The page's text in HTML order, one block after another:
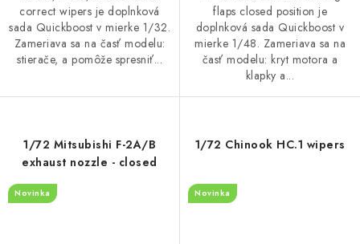
correct wipers je doplnková
sada Quickboost v mierke 1/32.
Zameriava sa na časť modelu:
stierače, a pomôže spresniť...
flaps closed position je
doplnková sada Quickboost v
mierke 1/48. Zameriava sa na
časť modelu: kryt motora a
klapky a...
1/72 Mitsubishi F-2A/B
exhaust nozzle - closed
Novinka
1/72 Chinook HC.1 wipers
Novinka